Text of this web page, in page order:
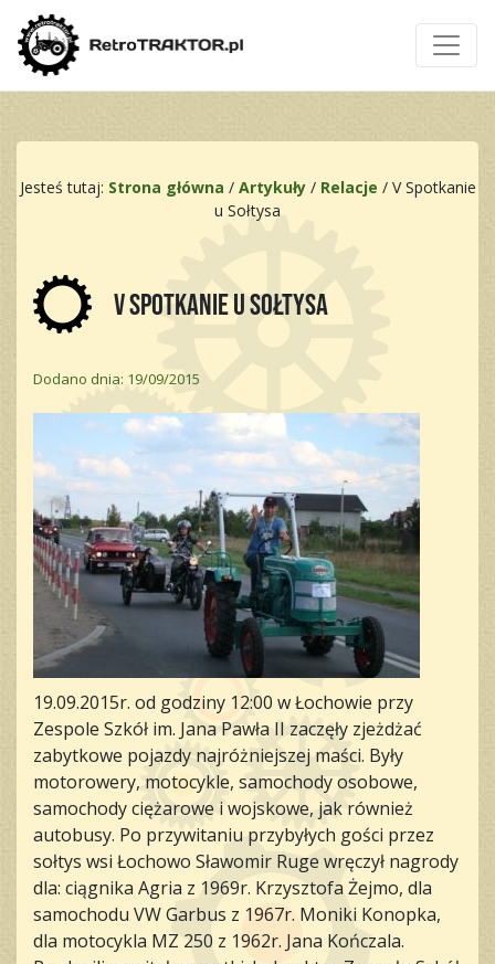
Jesteś tutaj: Strona główna / Artykuły/ Relacje / V Spotkanie
u Sołtysa
V Spotkanie u Sołtysa
Dodano dnia: 19/09/2015
19.09.2015r. od godziny 12:00 w Łochowie przy
Zespole Szkół im. Jana Pawła II zaczęły zjeżdżać
zabytkowe pojazdy najróżniejszej maści. Były
motorowery, motocykle, samochody osobowe,
samochody ciężarowe i wojskowe, jak również
autobusy. Po przywitaniu przybyłych gości przez
sołtys wsi Łochowo Sławomir Ruge wręczył nagrody
dla: ciągnika Agria z 1969r. Krzysztofa Żejmo, dla
samochodu VW Garbus z 1967r. Moniki Konopka,
dla motocykla MZ 250 z 1962r. Jana Kończala.